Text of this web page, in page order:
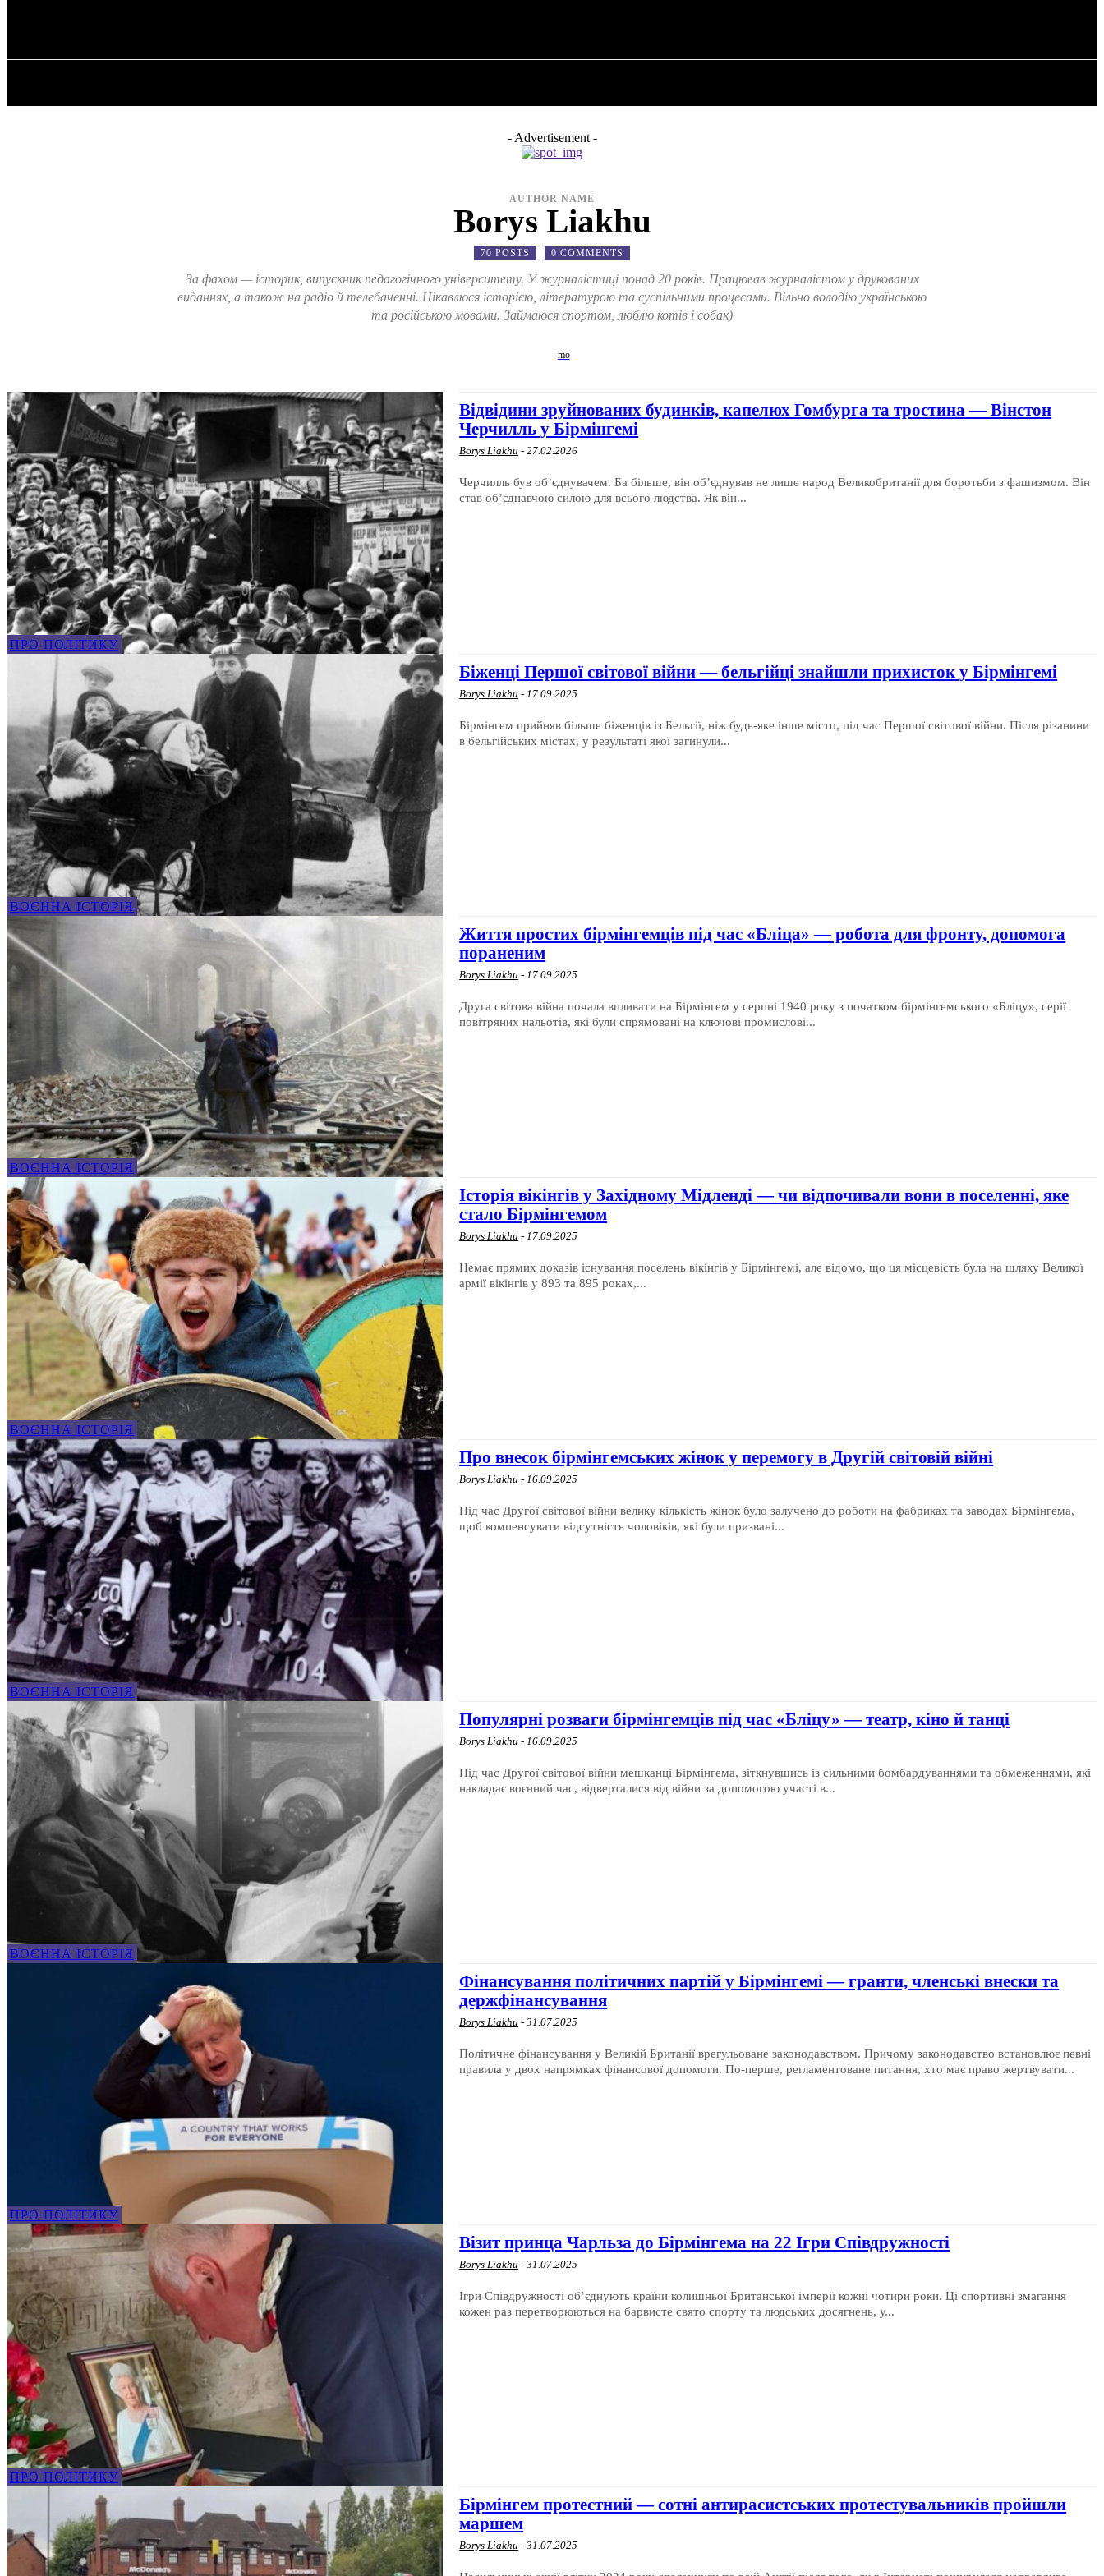
- Advertisement -
AUTHOR NAME
Borys Liakhu
70 POSTS 0 COMMENTS
За фахом — історик, випускник педагогічного університету. У журналістиці понад 20 років. Працював журналістом у друкованих
виданнях, а також на радіо й телебаченні. Цікавлюся історією, літературою та суспільними процесами. Вільно володію українською
та російською мовами. Займаюся спортом, люблю котів і собак)
ПРО ПОЛІТИКУ
Відвідини зруйнованих будинків, капелюх Гомбурга та тростина — Вінстон
Черчилль у Бірмінгемі
Borys Liakhu - 27.02.2026
Черчилль був об’єднувачем. Ба більше, він об’єднував не лише народ Великобританії для боротьби з фашизмом. Він
став об’єднавчою силою для всього людства. Як він...
ВОЄННА ІСТОРІЯ
Біженці Першої світової війни — бельгійці знайшли прихисток у Бірмінгемі
Borys Liakhu - 17.09.2025
Бірмінгем прийняв більше біженців із Бельгії, ніж будь-яке інше місто, під час Першої світової війни. Після різанини
в бельгійських містах, у результаті якої загинули...
ВОЄННА ІСТОРІЯ
Життя простих бірмінгемців під час «Бліца» — робота для фронту, допомога
пораненим
Borys Liakhu - 17.09.2025
Друга світова війна почала впливати на Бірмінгем у серпні 1940 року з початком бірмінгемського «Бліцу», серії
повітряних нальотів, які були спрямовані на ключові промислові...
ВОЄННА ІСТОРІЯ
Історія вікінгів у Західному Мідленді — чи відпочивали вони в поселенні, яке
стало Бірмінгемом
Borys Liakhu - 17.09.2025
Немає прямих доказів існування поселень вікінгів у Бірмінгемі, але відомо, що ця місцевість була на шляху Великої
армії вікінгів у 893 та 895 роках,...
ВОЄННА ІСТОРІЯ
Про внесок бірмінгемських жінок у перемогу в Другій світовій війні
Borys Liakhu - 16.09.2025
Під час Другої світової війни велику кількість жінок було залучено до роботи на фабриках та заводах Бірмінгема,
щоб компенсувати відсутність чоловіків, які були призвані...
ВОЄННА ІСТОРІЯ
Популярні розваги бірмінгемців під час «Бліцу» — театр, кіно й танці
Borys Liakhu - 16.09.2025
Під час Другої світової війни мешканці Бірмінгема, зіткнувшись із сильними бомбардуваннями та обмеженнями, які
накладає воєнний час, відверталися від війни за допомогою участі в...
ПРО ПОЛІТИКУ
Фінансування політичних партій у Бірмінгемі — гранти, членські внески та
держфінансування
Borys Liakhu - 31.07.2025
Політичне фінансування у Великій Британії врегульоване законодавством. Причому законодавство встановлює певні
правила у двох напрямках фінансової допомоги. По-перше, регламентоване питання, хто має право жертвувати...
ПРО ПОЛІТИКУ
Візит принца Чарльза до Бірмінгема на 22 Ігри Співдружності
Borys Liakhu - 31.07.2025
Ігри Співдружності об’єднують країни колишньої Британської імперії кожні чотири роки. Ці спортивні змагання
кожен раз перетворюються на барвисте свято спорту та людських досягнень, у...
Бірмінгем протестний — сотні антирасистських протестувальників пройшли
маршем
Borys Liakhu - 31.07.2025